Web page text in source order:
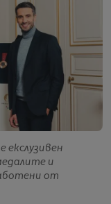
екслузивен
и
от